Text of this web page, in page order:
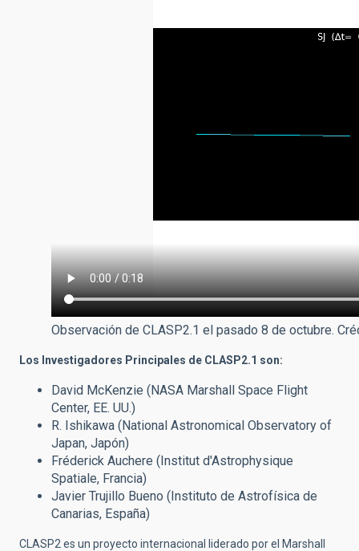
Observación de CLASP2.1 el pasado 8 de octubre.
Los Investigadores Principales de CLASP2.1 son:
David McKenzie (NASA Marshall Space Flight
Center, EE. UU.)
R. Ishikawa (National Astronomical Observatory of
Japan, Japón)
Fréderick Auchere (Institut d'Astrophysique
Spatiale, Francia)
Javier Trujillo Bueno (Instituto de Astrofísica de
Canarias, España)
CLASP2 es un proyecto internacional liderado por el Marshall